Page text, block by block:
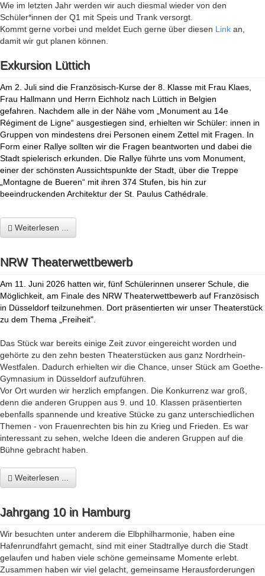
Wie im letzten Jahr werden wir auch diesmal wieder von den
Schüler*innen der Q1 mit Speis und Trank versorgt.
Kommt gerne vorbei und meldet Euch gerne über diesen Link an,
damit wir gut planen können.
Exkursion Lüttich
Am 2. Juli sind die Französisch-Kurse der 8. Klasse mit Frau Klaes,
Frau Hallmann und Herrn Eichholz nach Lüttich in Belgien
gefahren. Nachdem alle in der Nähe vom „Monument au 14e
Régiment de Ligne“ ausgestiegen sind, erhielten wir Schüler: innen in
Gruppen von mindestens drei Personen einem Zettel mit Fragen. In
Form einer Rallye sollten wir die Fragen beantworten und dabei die
Stadt spielerisch erkunden. Die Rallye führte uns vom Monument,
einer der schönsten Aussichtspunkte der Stadt, über die Treppe
„Montagne de Bueren“ mit ihren 374 Stufen, bis hin zur
beeindruckenden Architektur der St. Paulus Cathédrale.
Weiterlesen ...
NRW Theaterwettbewerb
Am 11. Juni 2026 hatten wir, fünf Schülerinnen unserer Schule, die
Möglichkeit, am Finale des NRW Theaterwettbewerb auf Französisch
in Düsseldorf teilzunehmen. Dort präsentierten wir unser Theaterstück
zu dem Thema „Freiheit".
Das Stück war bereits einige Zeit zuvor eingereicht worden und
gehörte zu den zehn besten Theaterstücken aus ganz Nordrhein-
Westfalen. Dadurch erhielten wir die Chance, unser Stück am Goethe-
Gymnasium in Düsseldorf aufzuführen.
Vor Ort wurden wir herzlich empfangen. Die Konkurrenz war groß,
denn die anderen Gruppen aus 9. und 10. Klassen präsentierten
ebenfalls spannende und kreative Stücke zu ganz unterschiedlichen
Themen - von Frauenrechten bis hin zu Krieg und Frieden. Es war
interessant zu sehen, welche Ideen die anderen Gruppen auf die
Bühne gebracht haben.
Weiterlesen ...
Jahrgang 10 in Hamburg
Wir besuchten unter anderem die Elbphilharmonie, haben eine
Hafenrundfahrt gemacht, sind mit einer Stadtrallye durch die Stadt
gelaufen und haben viele schöne gemeinsame Momente erlebt.
Zusammen haben wir viel gelacht, gemeinsame Herausforderungen